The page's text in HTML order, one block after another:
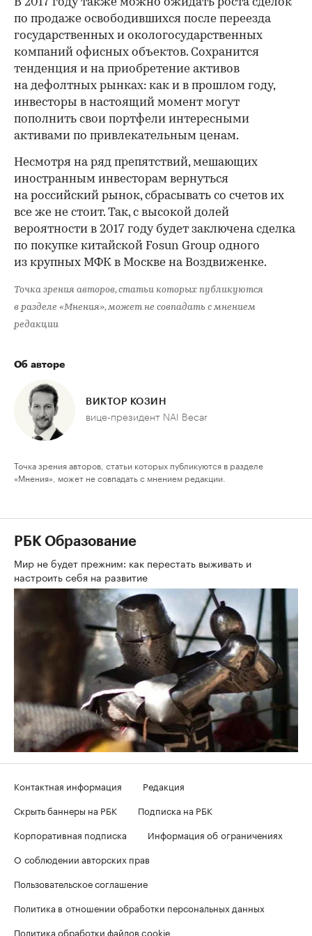
В 2017 году также можно ожидать роста сделок
по продаже освободившихся после переезда
государственных и окологосударственных
компаний офисных объектов. Сохранится
тенденция и на приобретение активов
на дефолтных рынках: как и в прошлом году,
инвесторы в настоящий момент могут
пополнить свои портфели интересными
активами по привлекательным ценам.
Несмотря на ряд препятствий, мешающих
иностранным инвесторам вернуться
на российский рынок, сбрасывать со счетов их
все же не стоит. Так, с высокой долей
вероятности в 2017 году будет заключена сделка
по покупке китайской Fosun Group одного
из крупных МФК в Москве на Воздвиженке.
Точка зрения авторов, статьи которых публикуются
в разделе «Мнения», может не совпадать с мнением
редакции
Об авторе
ВИКТОР КОЗИН
вице-президент NAI Becar
Точка зрения авторов, статьи которых публикуются в разделе
«Мнения», может не совпадать с мнением редакции.
РБК Образование
Мир не будет прежним: как перестать выживать и
настроить себя на развитие
Контактная информация
Редакция
Скрыть баннеры на РБК
Подписка на РБК
Корпоративная подписка
Информация об ограничениях
О соблюдении авторских прав
Пользовательское соглашение
Политика в отношении обработки персональных данных
Политика обработки файлов cookie